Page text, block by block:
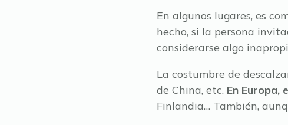
En algunos lugares, es
hecho, si la persona
considerarse algo
La costumbre de
de China, etc. En Europa,
Finlandia… También,